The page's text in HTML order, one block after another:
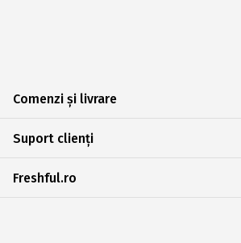
Comenzi și livrare
Suport clienți
Freshful.ro